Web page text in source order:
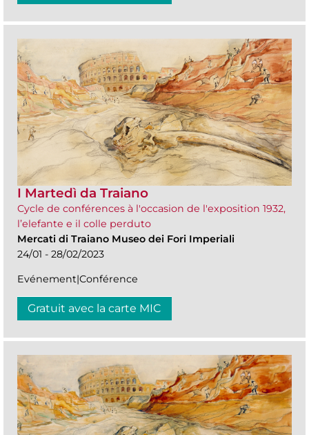
I Martedì da Traiano
Cycle de conférences à l'occasion de l'exposition 1932,
l’elefante e il colle perduto
Mercati di Traiano Museo dei Fori Imperiali
24/01 - 28/02/2023
Evénement|Conférence
Gratuit avec la carte MIC